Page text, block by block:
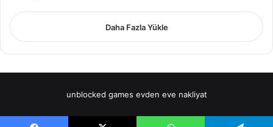
Daha Fazla Yükle
unblocked games evden eve nakliyat